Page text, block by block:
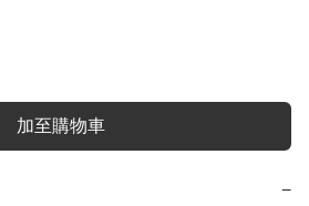
加至購物車
−